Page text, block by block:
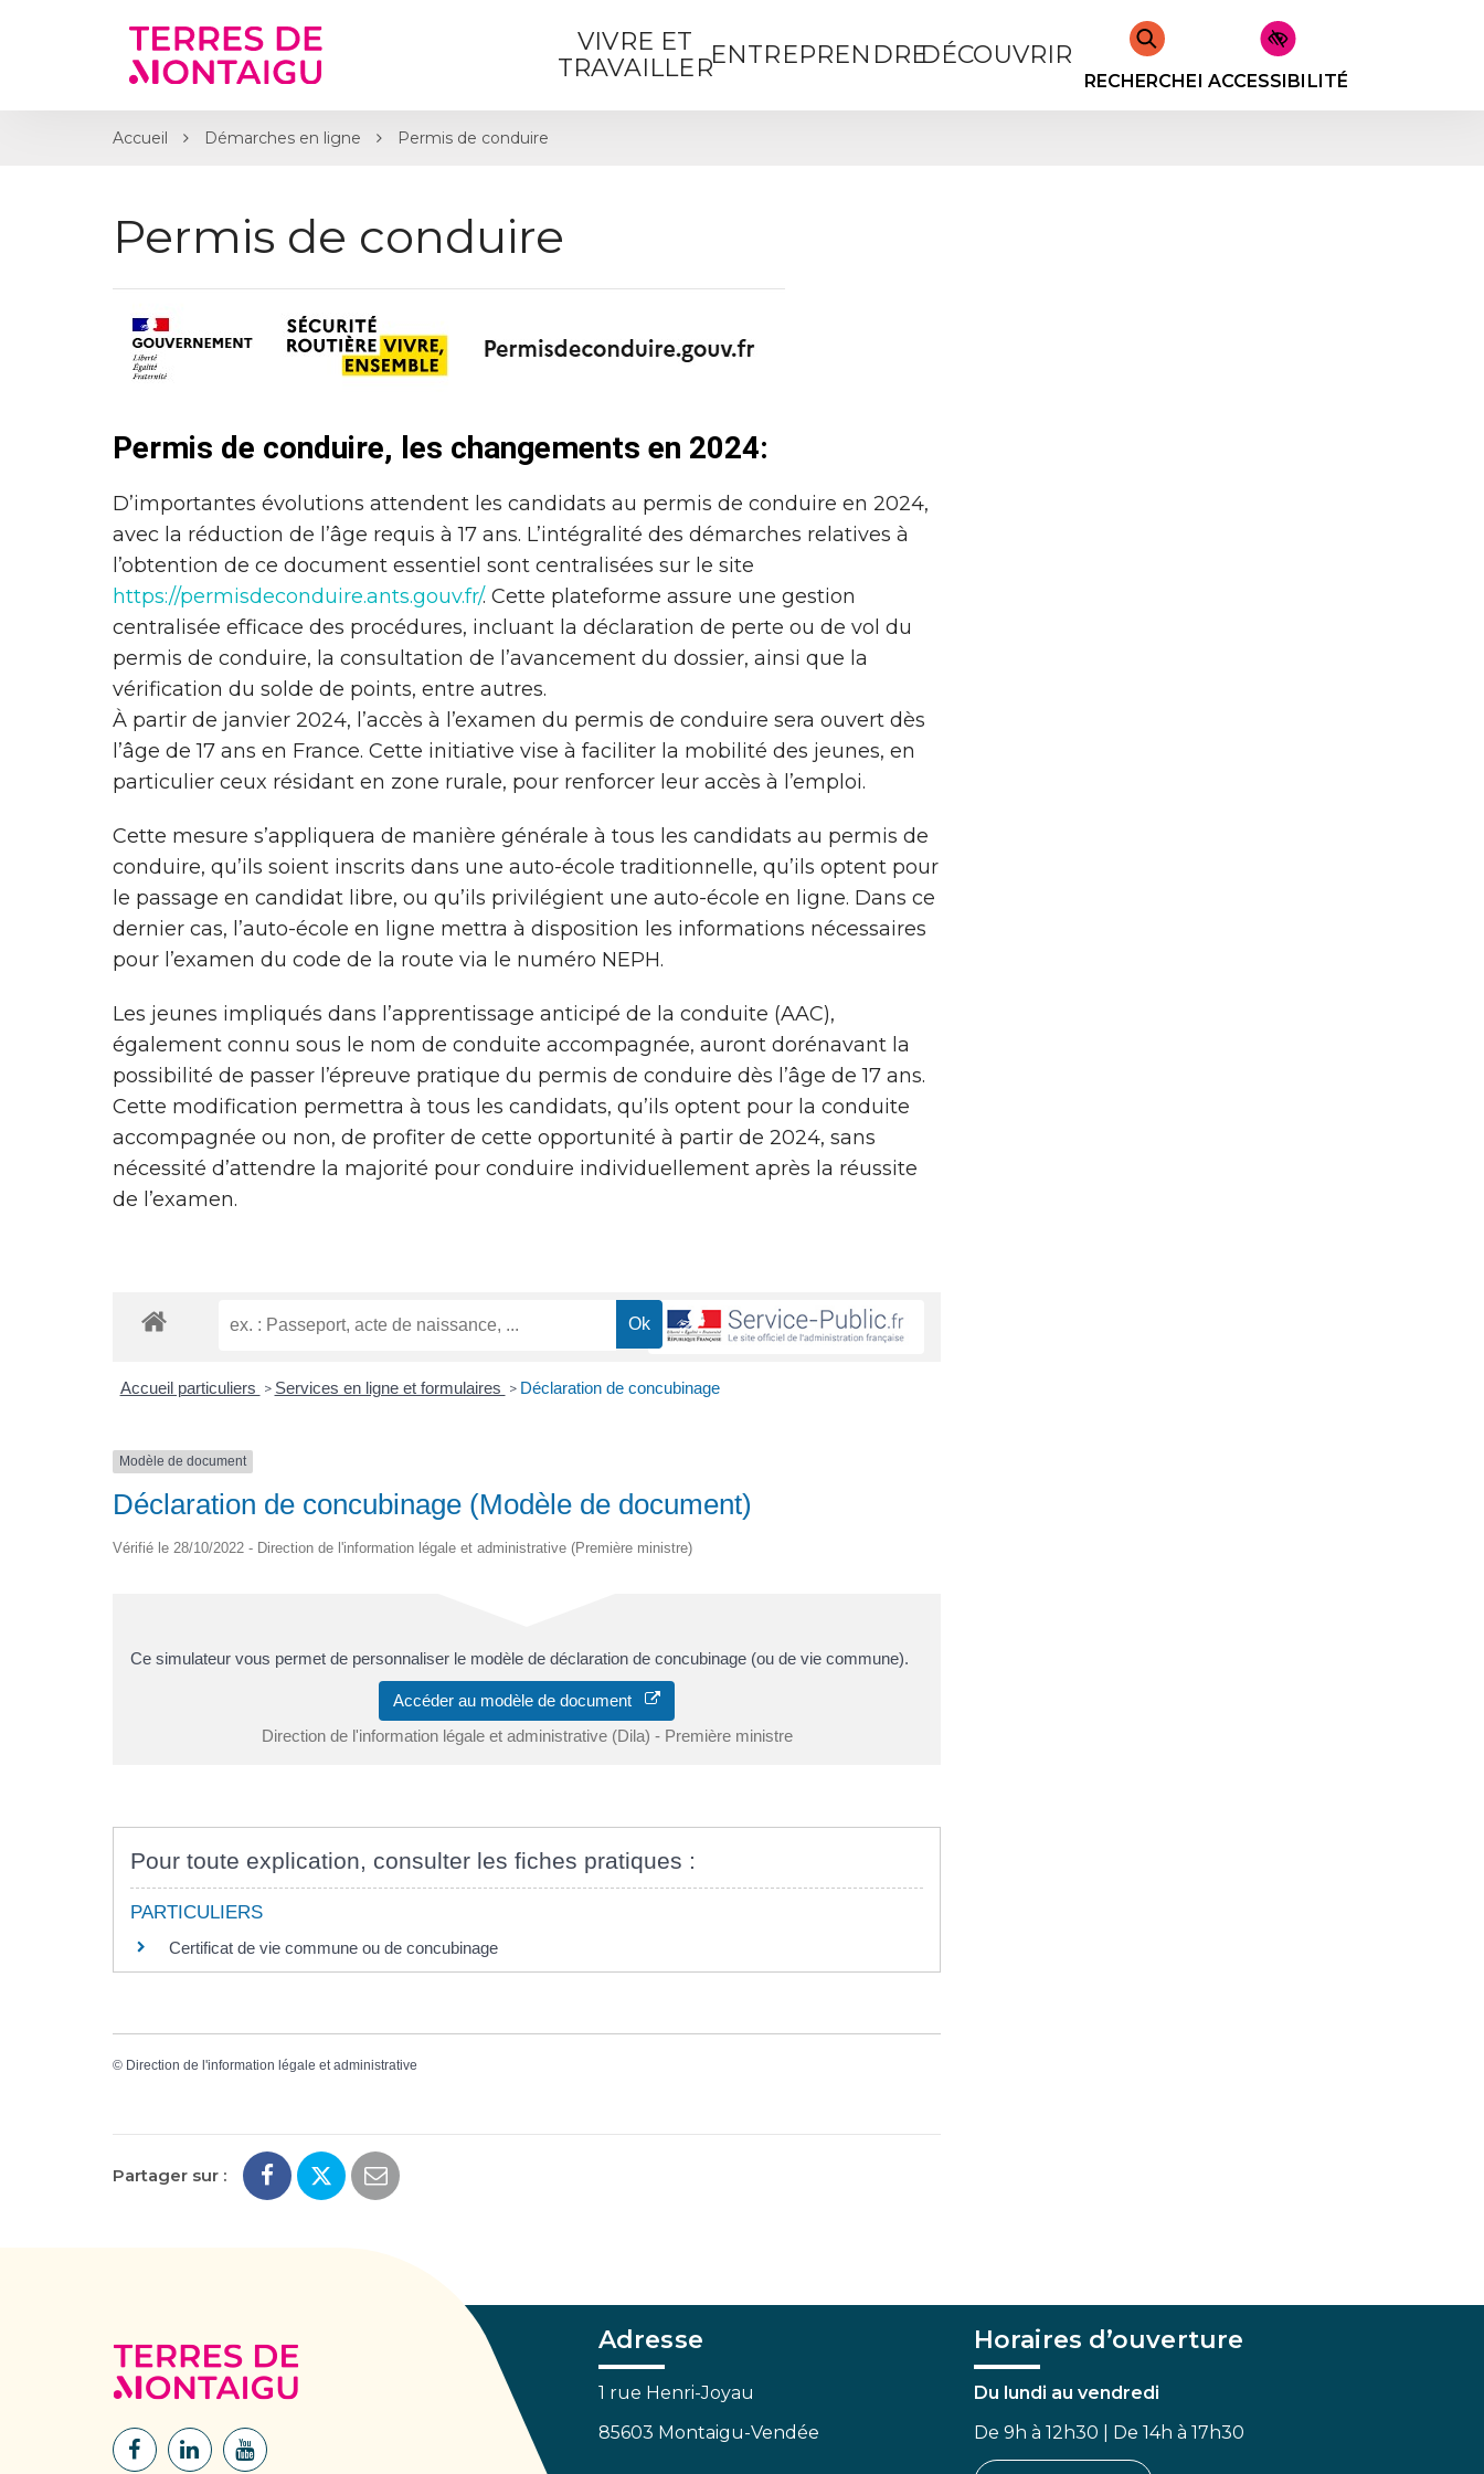
VIVRE ET
TRAVAILLERENTREPRENDREDÉCOUVRIR
RECHERCHERACCESSIBILITÉ
Accueil Démarches en ligne Permis de conduire
Permis de conduire
Permis de conduire, les changements en 2024:
D’importantes évolutions attendent les candidats au permis de conduire en 2024,
avec la réduction de l’âge requis à 17 ans. L’intégralité des démarches relatives à
l’obtention de ce document essentiel sont centralisées sur le site
https://permisdeconduire.ants.gouv.fr/. Cette plateforme assure une gestion
centralisée efficace des procédures, incluant la déclaration de perte ou de vol du
permis de conduire, la consultation de l’avancement du dossier, ainsi que la
vérification du solde de points, entre autres.
À partir de janvier 2024, l’accès à l’examen du permis de conduire sera ouvert dès
l’âge de 17 ans en France. Cette initiative vise à faciliter la mobilité des jeunes, en
particulier ceux résidant en zone rurale, pour renforcer leur accès à l’emploi.
Cette mesure s’appliquera de manière générale à tous les candidats au permis de
conduire, qu’ils soient inscrits dans une auto-école traditionnelle, qu’ils optent pour
le passage en candidat libre, ou qu’ils privilégient une auto-école en ligne. Dans ce
dernier cas, l’auto-école en ligne mettra à disposition les informations nécessaires
pour l’examen du code de la route via le numéro NEPH.
Les jeunes impliqués dans l’apprentissage anticipé de la conduite (AAC),
également connu sous le nom de conduite accompagnée, auront dorénavant la
possibilité de passer l’épreuve pratique du permis de conduire dès l’âge de 17 ans.
Cette modification permettra à tous les candidats, qu’ils optent pour la conduite
accompagnée ou non, de profiter de cette opportunité à partir de 2024, sans
nécessité d’attendre la majorité pour conduire individuellement après la réussite
de l’examen.
Accueil particuliers > Services en ligne et formulaires > Déclaration de concubinage
Modèle de document
Déclaration de concubinage (Modèle de document)
Vérifié le 28/10/2022 - Direction de l'information légale et administrative (Première ministre)
Ce simulateur vous permet de personnaliser le modèle de déclaration de concubinage (ou de vie commune).
Accéder au modèle de document
Direction de l'information légale et administrative (Dila) - Première ministre
Pour toute explication, consulter les fiches pratiques :
PARTICULIERS
Certificat de vie commune ou de concubinage
© Direction de l'information légale et administrative
Partager sur :
Lien
Lien
Lien
Adresse
1 rue Henri-Joyau
85603 Montaigu-Vendée
Horaires d’ouverture
Du lundi au vendredi
De 9h à 12h30 | De 14h à 17h30